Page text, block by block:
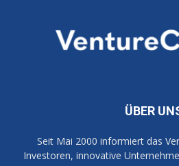
ÜBER
Seit Mai 2000 informiert das
Investoren, innovative